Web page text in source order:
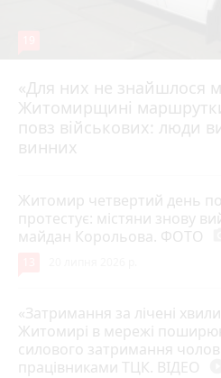
«Для них не знайшлося
Житомирщині маршрутки
повз військових: люди
винних
17 липня 2026 р.
Житомир четвертий день
протестує: містяни знову
майдан Корольова. ФОТО
«Затримання за лічені
Житомирі в мережі
силового затримання
працівниками ТЦК. ВІДЕО